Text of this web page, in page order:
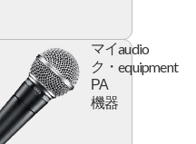
マイ
ク・
PA
機器
audio
equipment